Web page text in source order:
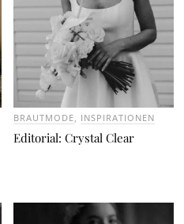
BRAUTMODE INSPIRATIONEN
Editorial: Crystal Clear